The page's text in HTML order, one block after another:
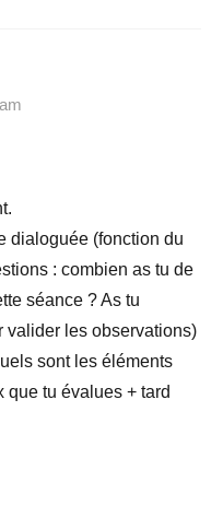
dialoguée (fonction du
: combien as tu de
séance ? As tu
valider les observations)
sont les éléments
que tu évalues + tard